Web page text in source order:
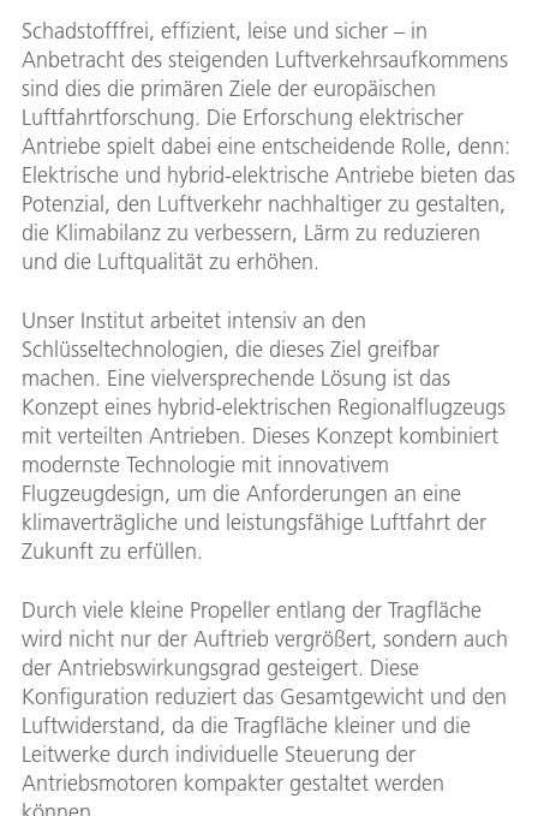
Schadstofffrei, effizient, leise und sicher – in
Anbetracht des steigenden Luftverkehrsaufkommens
sind dies die primären Ziele der europäischen
Luftfahrtforschung. Die Erforschung elektrischer
Antriebe spielt dabei eine entscheidende Rolle, denn:
Elektrische und hybrid-elektrische Antriebe bieten das
Potenzial, den Luftverkehr nachhaltiger zu gestalten,
die Klimabilanz zu verbessern, Lärm zu reduzieren
und die Luftqualität zu erhöhen.
Unser Institut arbeitet intensiv an den
Schlüsseltechnologien, die dieses Ziel greifbar
machen. Eine vielversprechende Lösung ist das
Konzept eines hybrid-elektrischen Regionalflugzeugs
mit verteilten Antrieben. Dieses Konzept kombiniert
modernste Technologie mit innovativem
Flugzeugdesign, um die Anforderungen an eine
klimaverträgliche und leistungsfähige Luftfahrt der
Zukunft zu erfüllen.
Durch viele kleine Propeller entlang der Tragfläche
wird nicht nur der Auftrieb vergrößert, sondern auch
der Antriebswirkungsgrad gesteigert. Diese
Konfiguration reduziert das Gesamtgewicht und den
Luftwiderstand, da die Tragfläche kleiner und die
Leitwerke durch individuelle Steuerung der
Antriebsmotoren kompakter gestaltet werden